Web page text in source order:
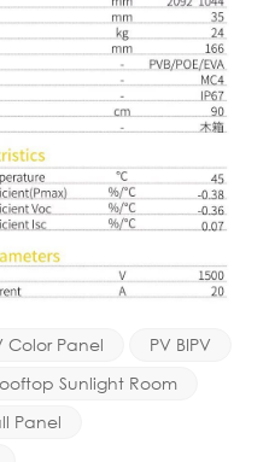
Color Panel
PV BIPV
Sunlight Room
Panel